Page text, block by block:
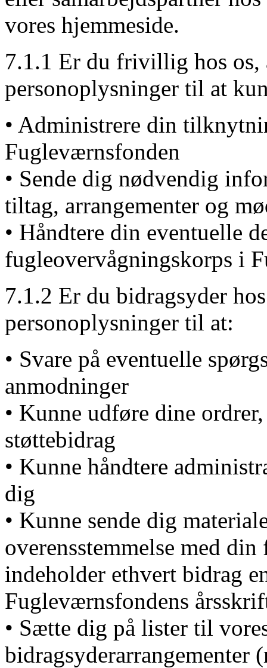
vores hjemmeside.
7.1.1 Er du frivillig hos os,
personoplysninger til at
• Administrere din
Fugleværnsfonden
• Sende dig nødvendig
tiltag, arrangementer og
• Håndtere din eventuelle
fugleovervågningskorps i
7.1.2 Er du bidragsyder
personoplysninger til at:
• Svare på eventuelle
anmodninger
• Kunne udføre dine
støttebidrag
• Kunne håndtere
dig
• Kunne sende dig
overensstemmelse med
indeholder ethvert bidrag
Fugleværnsfondens
• Sætte dig på lister til
bidragsyderarrangementer